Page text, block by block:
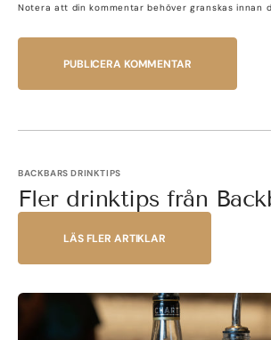
Notera att din kommentar behöver granskas innan
PUBLICERA KOMMENTAR
BACKBARS DRINKTIPS
Fler drinktips från
LÄS FLER ARTIKLAR